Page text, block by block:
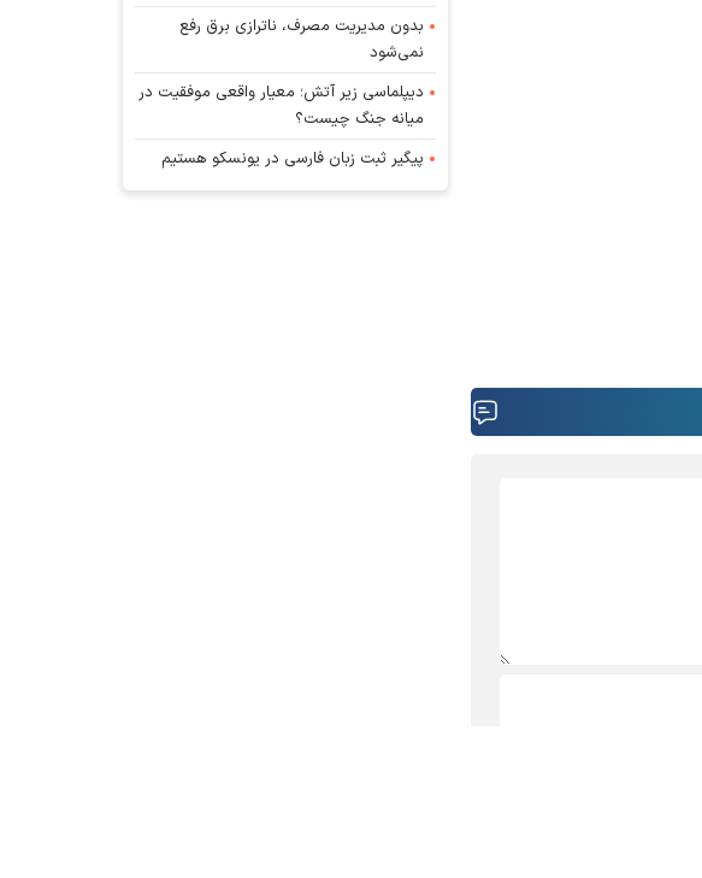
بدون مدیریت مصرف، ناترازی برق رفع
نمی‌شود
دیپلماسی زیر آتش؛ معیار واقعی موفقیت در
میانه جنگ چیست؟
پیگیر ثبت زبان فارسی در یونسکو هستیم